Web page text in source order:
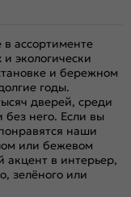
ассортименте
экологически
и бережном
годы.
дверей, среди
без него. Если вы
наши
или бежевом
акцент в интерьер,
зелёного или